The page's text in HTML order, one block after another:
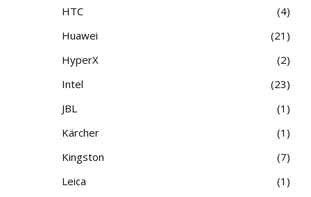
HTC
4
Huawei
21
HyperX
2
Intel
23
JBL
1
Kärcher
1
Kingston
7
Leica
1